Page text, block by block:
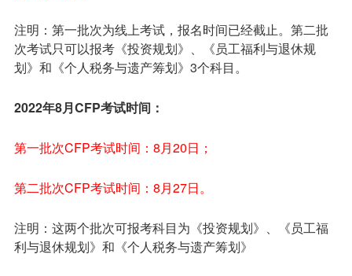
注明：第一批次为线上考试，报名时间已经截止。第二批
次考试只可以报考《投资规划》、《员工福利与退休规
划》和《个人税务与遗产筹划》3个科目。
2022年8月CFP考试时间：
第一批次CFP考试时间：8月20日；
第二批次CFP考试时间：8月27日。
注明：这两个批次可报考科目为《投资规划》、《员工福
利与退休规划》和《个人税务与遗产筹划》